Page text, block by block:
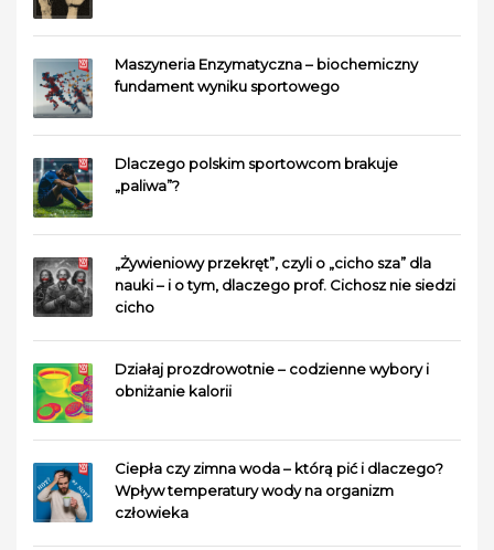
Maszyneria Enzymatyczna – biochemiczny
fundament wyniku sportowego
Dlaczego polskim sportowcom brakuje
„paliwa”?
„Żywieniowy przekręt”, czyli o „cicho sza” dla
nauki – i o tym, dlaczego prof. Cichosz nie siedzi
cicho
Działaj prozdrowotnie – codzienne wybory i
obniżanie kalorii
Ciepła czy zimna woda – którą pić i dlaczego?
Wpływ temperatury wody na organizm
człowieka